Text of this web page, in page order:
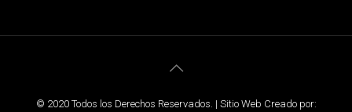
© 2020 Todos los Derechos Reservados. | Sitio Web Creado por: